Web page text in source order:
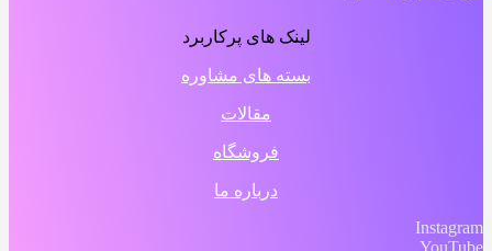
لینک های پرکاربرد
بسته های مشاوره
مقالات
فروشگاه
درباره ما
Instagram
YouTube